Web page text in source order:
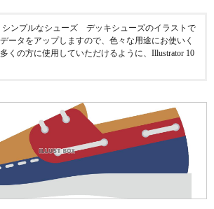
シンプルなシューズ デッキシューズのイラストで
ータをアップしますので、色々な用途にお使いく
くの方に使用していただけるように、Illustrator 10